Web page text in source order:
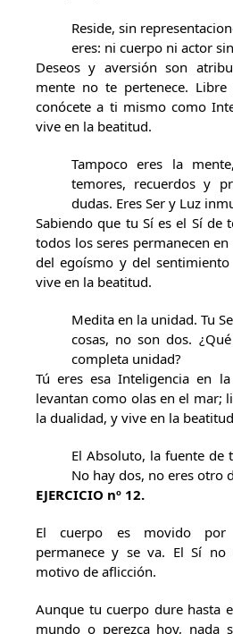
Reside, sin
eres: ni cuerpo ni actor
Deseos y aversión son
mente no te pertenece.
conócete a ti mismo como
vive en la beatitud.
Tampoco eres la
temores, recuerdos y
dudas. Eres Ser y Luz
Sabiendo que tu Sí es el Sí de
todos los seres permanecen
del egoísmo y del
vive en la beatitud.
Medita en la unidad. Tu
cosas, no son dos.
completa unidad?
Tú eres esa Inteligencia en
levantan como olas en el mar;
la dualidad, y vive en la
El Absoluto, la fuente de
No hay dos, no eres otro
EJERCICIO nº 12.
El cuerpo es movido por
permanece y se va. El Sí
motivo de aflicción.
Aunque tu cuerpo dure hasta
mundo o perezca hoy, nada